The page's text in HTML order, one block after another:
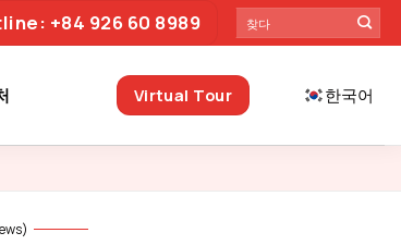
+84 926 60 8989
Search
for:
Virtual Tour 한국어